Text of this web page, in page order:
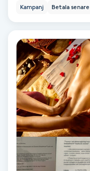
Fransfärgning
Fransförlängning
Fransförlängning
Fransförlängning
Fransk manikyr
Kampanj Betala senare